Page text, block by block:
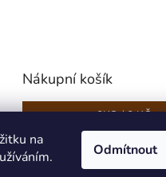
na
Odmítnout
Nákupní košík
0KS /0 KČ